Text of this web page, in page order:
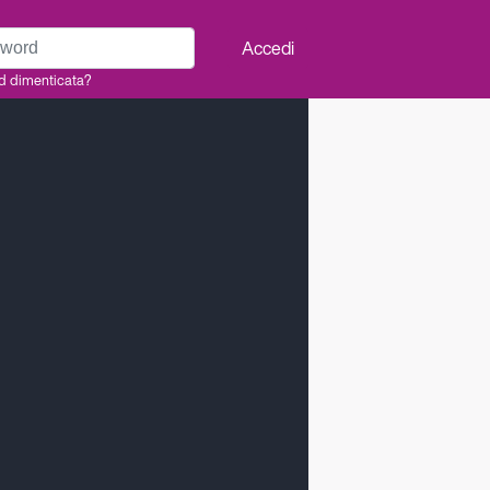
dimenticata?
Accedi